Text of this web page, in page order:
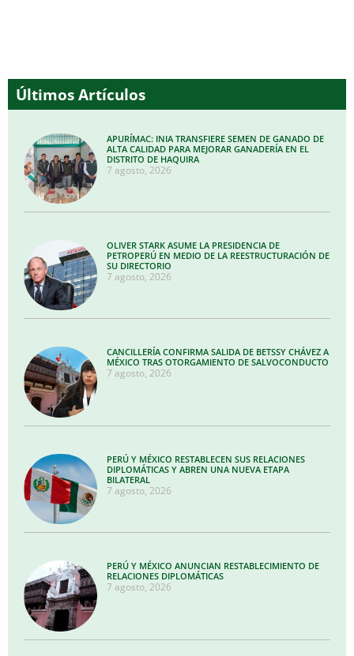
Últimos Artículos
APURÍMAC: INIA TRANSFIERE SEMEN DE GANADO DE
ALTA CALIDAD PARA MEJORAR GANADERÍA EN EL
DISTRITO DE HAQUIRA
7 agosto, 2026
OLIVER STARK ASUME LA PRESIDENCIA DE
PETROPERÚ EN MEDIO DE LA REESTRUCTURACIÓN DE
SU DIRECTORIO
7 agosto, 2026
CANCILLERÍA CONFIRMA SALIDA DE BETSSY CHÁVEZ A
MÉXICO TRAS OTORGAMIENTO DE SALVOCONDUCTO
7 agosto, 2026
PERÚ Y MÉXICO RESTABLECEN SUS RELACIONES
DIPLOMÁTICAS Y ABREN UNA NUEVA ETAPA
BILATERAL
7 agosto, 2026
PERÚ Y MÉXICO ANUNCIAN RESTABLECIMIENTO DE
RELACIONES DIPLOMÁTICAS
7 agosto, 2026